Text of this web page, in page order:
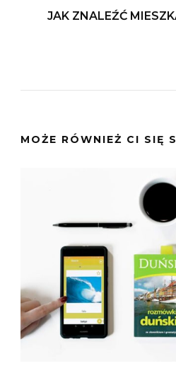
JAK ZNALEŹĆ
MOŻE RÓWNIEŻ CI SIĘ